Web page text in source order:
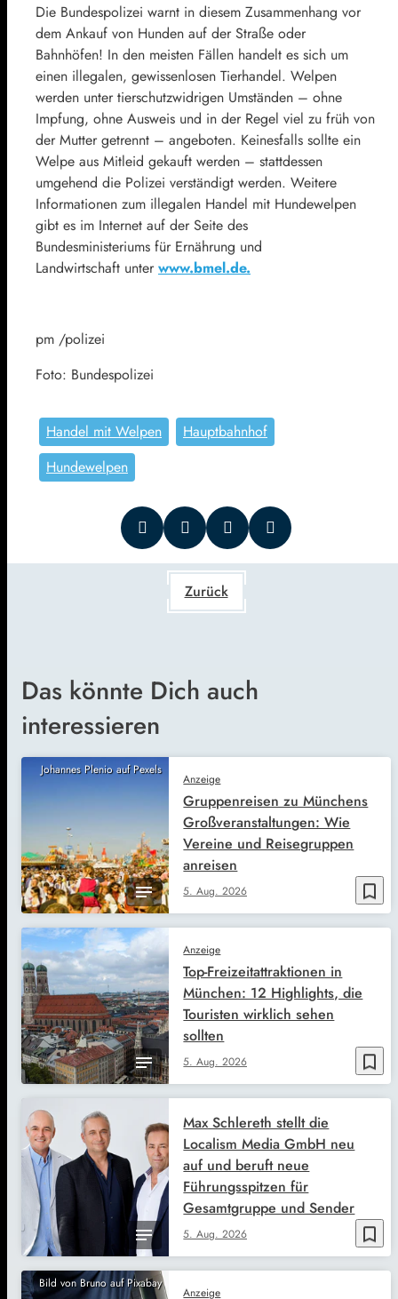
Die Bundespolizei warnt in diesem Zusammenhang vor
dem Ankauf von Hunden auf der Straße oder
Bahnhöfen! In den meisten Fällen handelt es sich um
einen illegalen, gewissenlosen Tierhandel. Welpen
werden unter tierschutzwidrigen Umständen – ohne
Impfung, ohne Ausweis und in der Regel viel zu früh von
der Mutter getrennt – angeboten. Keinesfalls sollte ein
Welpe aus Mitleid gekauft werden – stattdessen
umgehend die Polizei verständigt werden. Weitere
Informationen zum illegalen Handel mit Hundewelpen
gibt es im Internet auf der Seite des
Bundesministeriums für Ernährung und
Landwirtschaft unter www.bmel.de.
pm /polizei
Foto: Bundespolizei
Handel mit Welpen
Hauptbahnhof
Hundewelpen
Zurück
Das könnte Dich auch
interessieren
Johannes Plenio auf Pexels
bookmark_border
Anzeige
5. Aug. 2026
Gruppenreisen zu Münchens
Großveranstaltungen: Wie
Vereine und Reisegruppen
anreisen
bookmark_border
Anzeige
5. Aug. 2026
Top-Freizeitattraktionen in
München: 12 Highlights, die
Touristen wirklich sehen
sollten
bookmark_border
5. Aug. 2026
Max Schlereth stellt die
Localism Media GmbH neu
auf und beruft neue
Führungsspitzen für
Gesamtgruppe und Sender
Bild von Bruno auf Pixabay
Anzeige